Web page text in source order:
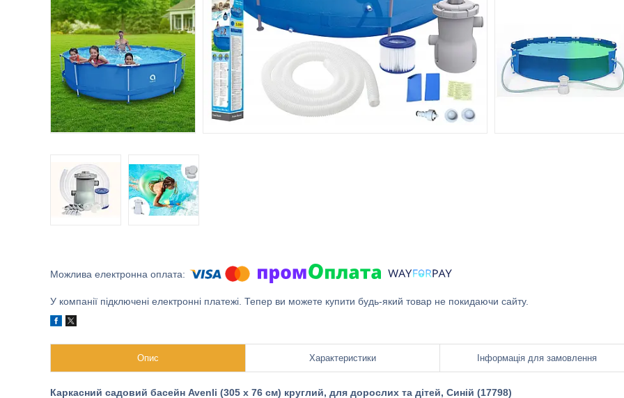
У компанії підключені електронні платежі. Тепер ви можете купити будь-який товар не покидаючи сайту.
Опис Характеристики Інформація для замовлення
Каркасний садовий басейн Avenli (305 х 76 см) круглий, для дорослих та дітей, Синій (17798)